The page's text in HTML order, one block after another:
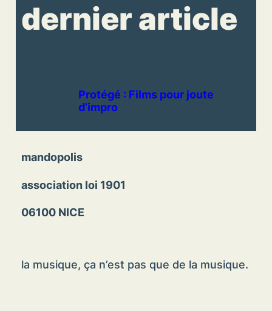
dernier article
Protégé : Films pour joute
d’impro
mandopolis
association loi 1901
06100 NICE
la musique, ça n’est pas que de la musique.